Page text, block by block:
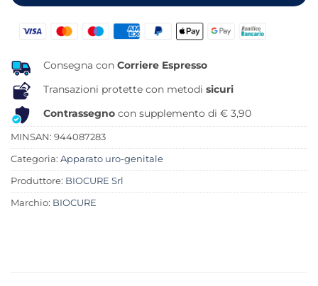
Consegna con Corriere Espresso
Transazioni protette con metodi sicuri
Contrassegno con supplemento di € 3,90
MINSAN: 944087283
Categoria: Apparato uro-genitale
Produttore: BIOCURE Srl
Marchio: BIOCURE